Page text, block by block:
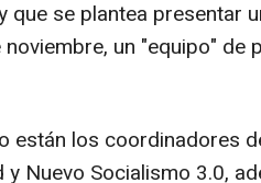
que se plantea presentar
un "equipo" de
están los coordinadores
Nuevo Socialismo 3.0,